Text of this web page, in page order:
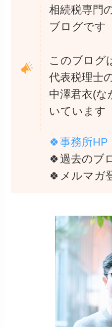
相続税専門
ブログです
このブログ
代表税理士
中澤君衣(な
いています
🍀事務所HP
🍀過去のブ
🍀メルマガ